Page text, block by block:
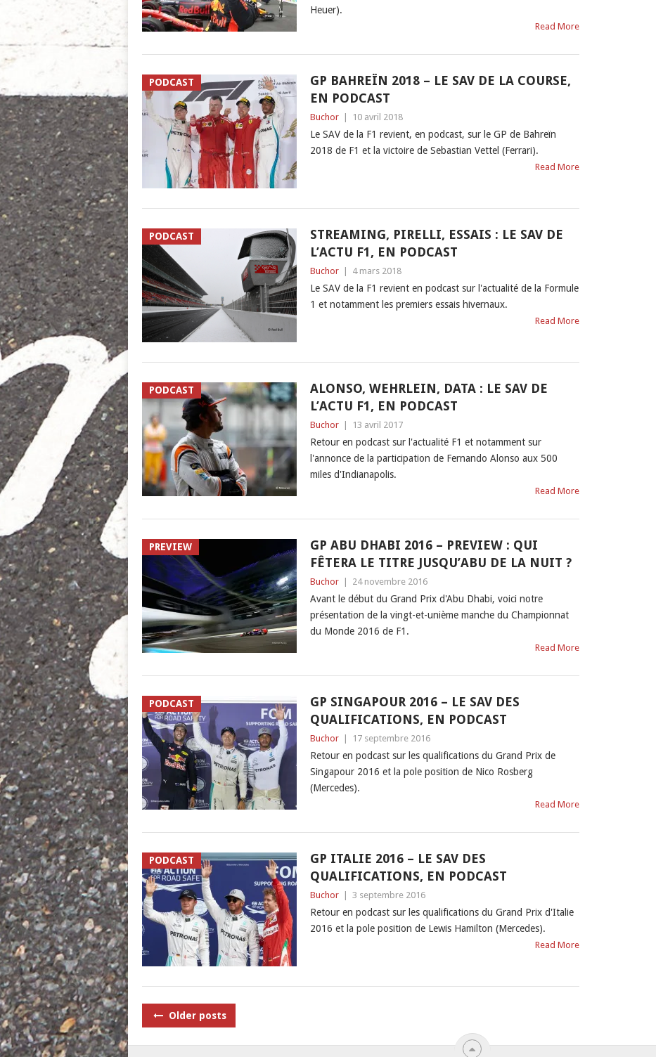
Heuer).
Read More
PODCAST
GP BAHREÏN 2018 – LE SAV DE LA COURSE,
EN PODCAST
Buchor 10 avril 2018
Le SAV de la F1 revient, en podcast, sur le GP de Bahreïn
2018 de F1 et la victoire de Sebastian Vettel (Ferrari).
Read More
PODCAST
STREAMING, PIRELLI, ESSAIS : LE SAV DE
L’ACTU F1, EN PODCAST
Buchor 4 mars 2018
Le SAV de la F1 revient en podcast sur l'actualité de la Formule
1 et notamment les premiers essais hivernaux.
Read More
PODCAST
ALONSO, WEHRLEIN, DATA : LE SAV DE
L’ACTU F1, EN PODCAST
Buchor 13 avril 2017
Retour en podcast sur l'actualité F1 et notamment sur
l'annonce de la participation de Fernando Alonso aux 500
miles d'Indianapolis.
Read More
PREVIEW
GP ABU DHABI 2016 – PREVIEW : QUI
FÊTERA LE TITRE JUSQU’ABU DE LA NUIT ?
Buchor 24 novembre 2016
Avant le début du Grand Prix d'Abu Dhabi, voici notre
présentation de la vingt-et-unième manche du Championnat
du Monde 2016 de F1.
Read More
PODCAST
GP SINGAPOUR 2016 – LE SAV DES
QUALIFICATIONS, EN PODCAST
Buchor 17 septembre 2016
Retour en podcast sur les qualifications du Grand Prix de
Singapour 2016 et la pole position de Nico Rosberg
(Mercedes).
Read More
PODCAST
GP ITALIE 2016 – LE SAV DES
QUALIFICATIONS, EN PODCAST
Buchor 3 septembre 2016
Retour en podcast sur les qualifications du Grand Prix d'Italie
2016 et la pole position de Lewis Hamilton (Mercedes).
Read More
POSTS
Older posts